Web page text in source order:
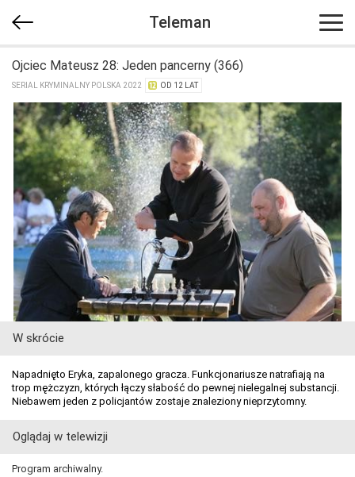
Teleman
Ojciec Mateusz 28: Jeden pancerny (366)
SERIAL KRYMINALNY POLSKA 2022 OD 12 LAT
W skrócie
Napadnięto Eryka, zapalonego gracza. Funkcjonariusze natrafiają na
trop mężczyzn, których łączy słabość do pewnej nielegalnej substancji.
Niebawem jeden z policjantów zostaje znaleziony nieprzytomny.
Oglądaj w telewizji
Program archiwalny.